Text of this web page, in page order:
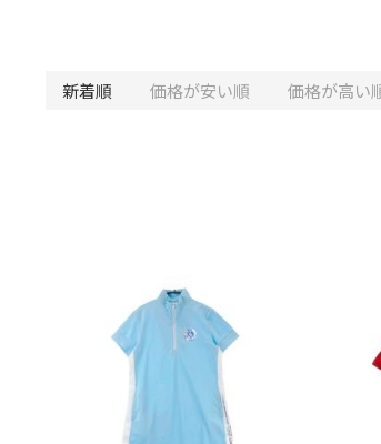
新着順 価格が安い順 価格が高い